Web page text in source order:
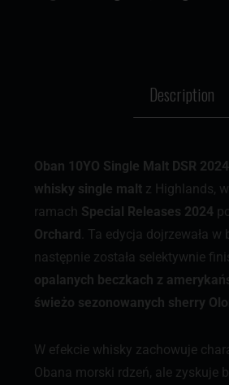
Description
Oban 10YO Single Malt DSR 2024
whisky single malt z Highlands,
ramach Special Releases 2024
Orchard . Ta edycja dojrzewała
następnie została selektywnie
opalanych beczkach z
świeżo sezonowanych sherry
W efekcie whisky zachowuje
Obana morski rdzeń, ale zyskuje